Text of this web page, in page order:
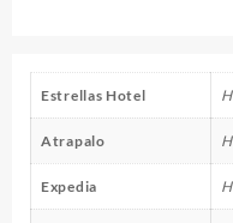
Estrellas Hotel
Atrapalo
Expedia